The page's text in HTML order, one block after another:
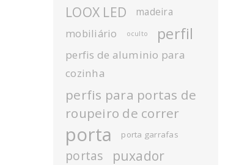
LOOX LED madeira
mobiliário oculto perfil
perfis de aluminio para
cozinha
perfis para portas de
roupeiro de correr
porta porta garrafas
portas puxador